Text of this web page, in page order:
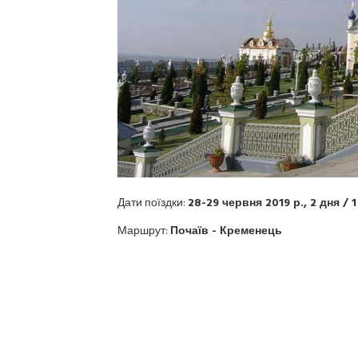
Дати поїздки: 28-29 червня 2019 р., 2 дня / 1
Маршрут: Почаїв - Кременець